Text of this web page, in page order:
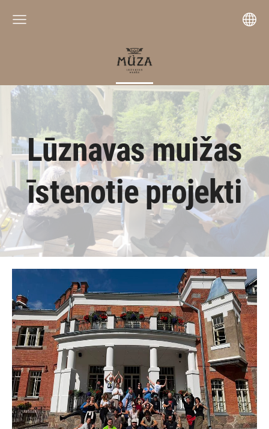
Lūznavas muižas
īstenotie projekti